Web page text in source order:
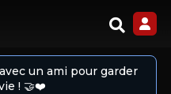
un ami pour garder
! 🤝❤️